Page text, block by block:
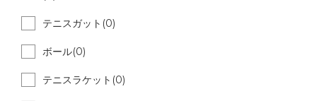
テニスガット(0)
ボール(0)
テニスラケット(0)